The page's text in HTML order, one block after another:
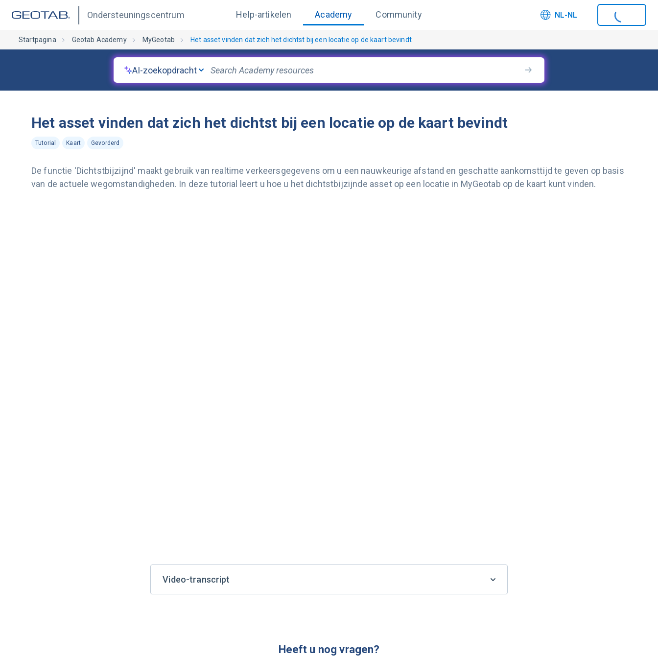
Ondersteuningscentrum Help-artikelen Academy Community NL-NL
Startpagina Geotab Academy MyGeotab Het asset vinden dat zich het dichtst bij een locatie op de kaart bevindt
AI-zoekopdracht
Het asset vinden dat zich het dichtst bij een locatie op de kaart bevindt
Tutorial Kaart Gevorderd
De functie 'Dichtstbijzijnd' maakt gebruik van realtime verkeersgegevens om u een nauwkeurige afstand en geschatte aankomsttijd te geven op basis
van de actuele wegomstandigheden. In deze tutorial leert u hoe u het dichtstbijzijnde asset op een locatie in MyGeotab op de kaart kunt vinden.
Video-transcript
Heeft u nog vragen?